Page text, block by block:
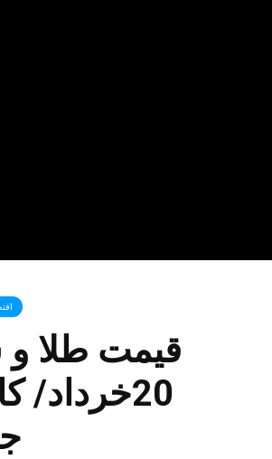
قیمت طلا و